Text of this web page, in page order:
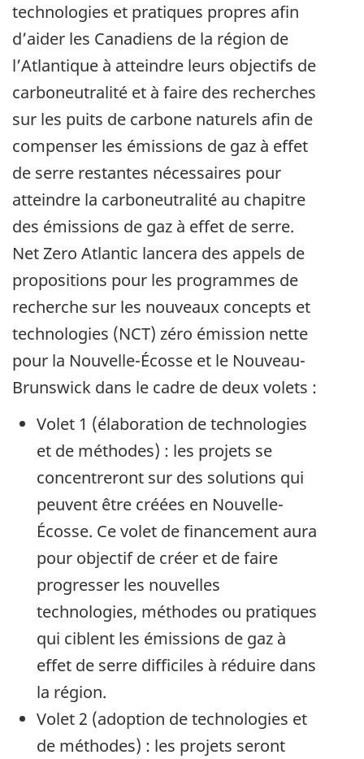
technologies et pratiques propres afin
d’aider les Canadiens de la région de
l’Atlantique à atteindre leurs objectifs de
carboneutralité et à faire des recherches
sur les puits de carbone naturels afin de
compenser les émissions de gaz à effet
de serre restantes nécessaires pour
atteindre la carboneutralité au chapitre
des émissions de gaz à effet de serre.
Net Zero Atlantic lancera des appels de
propositions pour les programmes de
recherche sur les nouveaux concepts et
technologies (NCT) zéro émission nette
pour la Nouvelle-Écosse et le Nouveau-
Brunswick dans le cadre de deux volets :
Volet 1 (élaboration de technologies
et de méthodes) : les projets se
concentreront sur des solutions qui
peuvent être créées en Nouvelle-
Écosse. Ce volet de financement aura
pour objectif de créer et de faire
progresser les nouvelles
technologies, méthodes ou pratiques
qui ciblent les émissions de gaz à
effet de serre difficiles à réduire dans
la région.
Volet 2 (adoption de technologies et
de méthodes) : les projets seront